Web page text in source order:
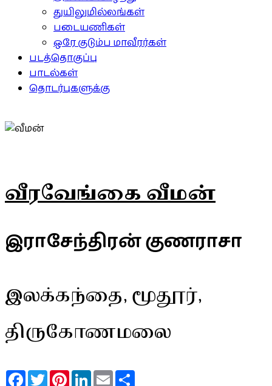
துயிலுமில்லங்கள்
படையணிகள்
ஒரே குடும்ப மாவீரர்கள்
படத்தொகுப்பு
பாடல்கள்
தொடர்புகளுக்கு
வீரவேங்கை வீமன்
இராசேந்திரன் குணராசா
இலக்கந்தை, மூதூர்,
திருகோணமலை
FacebookTwitterPinterestLinkedInEmail